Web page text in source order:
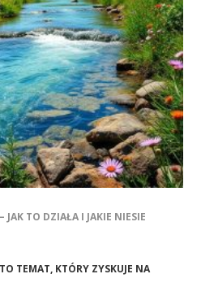
TO DZIAŁA I JAKIE NIESIE
TEMAT, KTÓRY ZYSKUJE NA